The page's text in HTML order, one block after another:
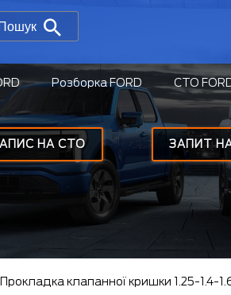
ЗАПИТ
НА СТО
Пошук
Розборка FORD СТО
Прокладка клапанної кришки 1.25-1.4-